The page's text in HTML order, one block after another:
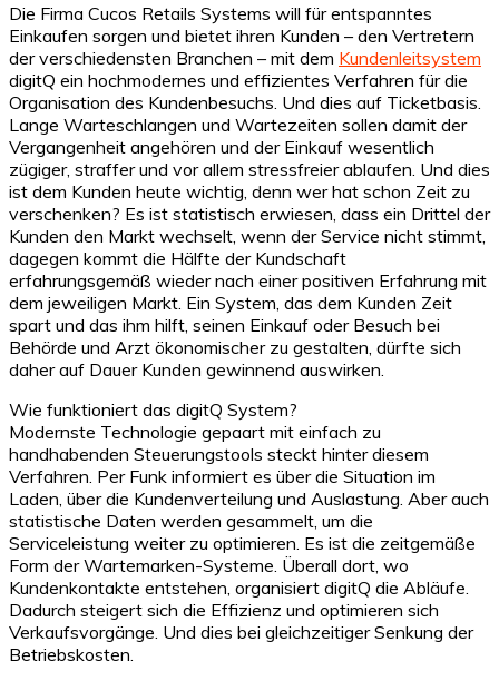
Die Firma Cucos Retails Systems will für entspanntes
Einkaufen sorgen und bietet ihren Kunden – den Vertretern
der verschiedensten Branchen – mit dem Kundenleitsystem
digitQ ein hochmodernes und effizientes Verfahren für die
Organisation des Kundenbesuchs. Und dies auf Ticketbasis.
Lange Warteschlangen und Wartezeiten sollen damit der
Vergangenheit angehören und der Einkauf wesentlich
zügiger, straffer und vor allem stressfreier ablaufen. Und dies
ist dem Kunden heute wichtig, denn wer hat schon Zeit zu
verschenken? Es ist statistisch erwiesen, dass ein Drittel der
Kunden den Markt wechselt, wenn der Service nicht stimmt,
dagegen kommt die Hälfte der Kundschaft
erfahrungsgemäß wieder nach einer positiven Erfahrung mit
dem jeweiligen Markt. Ein System, das dem Kunden Zeit
spart und das ihm hilft, seinen Einkauf oder Besuch bei
Behörde und Arzt ökonomischer zu gestalten, dürfte sich
daher auf Dauer Kunden gewinnend auswirken.
Wie funktioniert das digitQ System?
Modernste Technologie gepaart mit einfach zu
handhabenden Steuerungstools steckt hinter diesem
Verfahren. Per Funk informiert es über die Situation im
Laden, über die Kundenverteilung und Auslastung. Aber auch
statistische Daten werden gesammelt, um die
Serviceleistung weiter zu optimieren. Es ist die zeitgemäße
Form der Wartemarken-Systeme. Überall dort, wo
Kundenkontakte entstehen, organisiert digitQ die Abläufe.
Dadurch steigert sich die Effizienz und optimieren sich
Verkaufsvorgänge. Und dies bei gleichzeitiger Senkung der
Betriebskosten.